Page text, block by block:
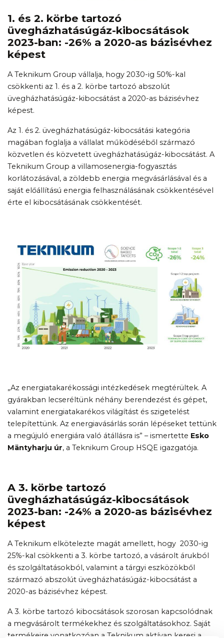
1. és 2. körbe tartozó
üvegházhatásúgáz-kibocsátások
2023-ban: -26% a 2020-as bázisévhez
képest
A Teknikum Group vállalja, hogy 2030-ig 50%-kal
csökkenti az 1. és a 2. körbe tartozó abszolút
üvegházhatásúgáz-kibocsátást a 2020-as bázisévhez
képest.
Az 1. és 2. üvegházhatásúgáz-kibocsátási kategória
magában foglalja a vállalat működéséből származó
közvetlen és közvetett üvegházhatásúgáz-kibocsátást. A
Teknikum Group a villamosenergia-fogyasztás
korlátozásával, a zöldebb energia megvásárlásával és a
saját előállítású energia felhasználásának csökkentésével
érte el kibocsátásának csökkentését.
„Az energiatakarékossági intézkedések megtérültek. A
gyárakban lecseréltünk néhány berendezést és gépet,
valamint energiatakarékos világítást és szigetelést
telepítettünk. Az energiavásárlás során lépéseket tettünk
a megújuló energiára való átállásra is” – ismertette Esko
Mäntyharju úr, a Teknikum Group HSQE igazgatója.
A 3. körbe tartozó
üvegházhatásúgáz-kibocsátások
2023-ban: -24% a 2020-as bázisévhez
képest
A Teknikum elkötelezte magát amellett, hogy 2030-ig
25%-kal csökkenti a 3. körbe tartozó, a vásárolt árukból
és szolgáltatásokból, valamint a tárgyi eszközökből
származó abszolút üvegházhatásúgáz-kibocsátást a
2020-as bázisévhez képest.
A 3. körbe tartozó kibocsátások szorosan kapcsolódnak
a megvásárolt termékekhez és szolgáltatásokhoz. Saját
termékeire vonatkozóan a Teknikum aktívan keresi a